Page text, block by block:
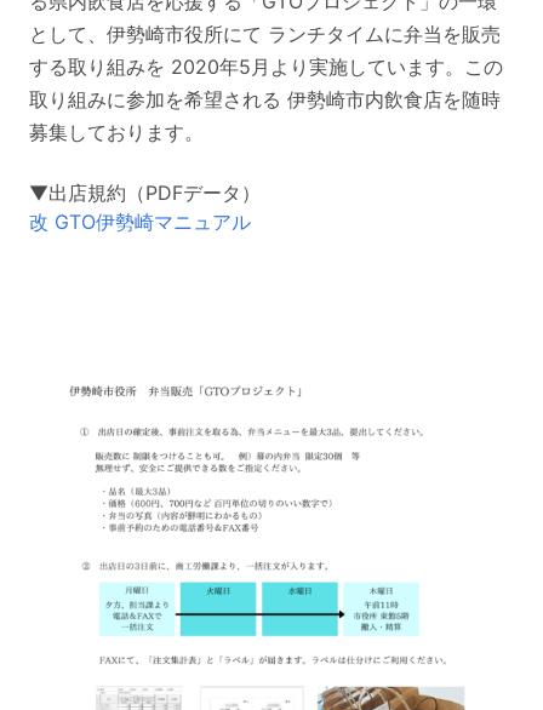
として、伊勢崎市役所にて ランチタイムに弁当を販売
する取り組みを 2020年5月より実施しています。この
取り組みに参加を希望される 伊勢崎市内飲食店を随時
募集しております。
▼出店規約（PDFデータ）
改 GTO伊勢崎マニュアル